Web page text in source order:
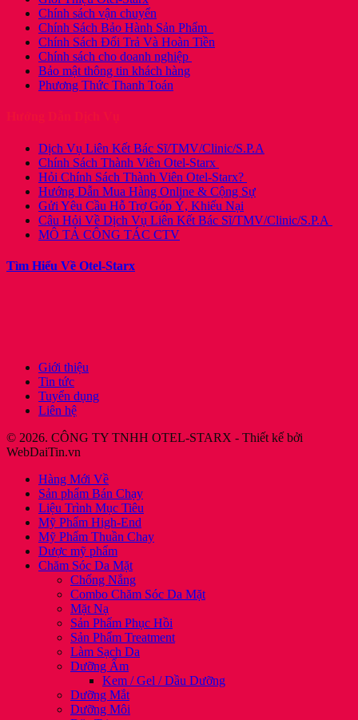
Chính sách vận chuyển
Chính Sách Bảo Hành Sản Phẩm
Chính Sách Đổi Trả Và Hoàn Tiền
Chính sách cho doanh nghiệp
Bảo mật thông tin khách hàng
Phương Thức Thanh Toán
Dịch Vụ Liên Kết Bác Sĩ/TMV/Clinic/S.P.A
Chính Sách Thành Viên Otel-Starx
Hỏi Chính Sách Thành Viên Otel-Starx?
Hướng Dẫn Mua Hàng Online & Cộng Sự
Gửi Yêu Cầu Hỗ Trợ Góp Ý, Khiếu Nại
Câu Hỏi Về Dịch Vụ Liên Kết Bác Sĩ/TMV/Clinic/S.P.A
MÔ TẢ CÔNG TÁC CTV
Tìm Hiểu Về Otel-Starx
Giới thiệu
Tin tức
Tuyển dụng
Liên hệ
© 2026. CÔNG TY TNHH OTEL-STARX - Thiết kế bởi
WebDaiTin.vn
Hàng Mới Về
Sản phẩm Bán Chạy
Liệu Trình Mục Tiêu
Mỹ Phẩm High-End
Mỹ Phẩm Thuần Chay
Dược mỹ phẩm
Chăm Sóc Da Mặt
Chống Nắng
Combo Chăm Sóc Da Mặt
Mặt Nạ
Sản Phẩm Phục Hồi
Sản Phẩm Treatment
Làm Sạch Da
Dưỡng Ẩm
Kem / Gel / Dầu Dưỡng
Dưỡng Mắt
Dưỡng Môi